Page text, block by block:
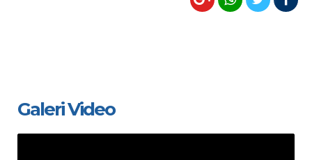
Galeri Video